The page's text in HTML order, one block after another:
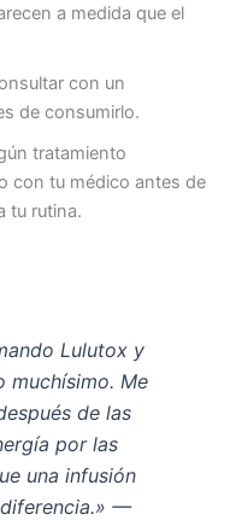
a medida que el
con un
de consumirlo.
tratamiento
con tu médico antes de
tu rutina.
Lulutox y
muchísimo. Me
de las
por las
una infusión
—